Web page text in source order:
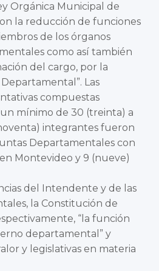
Orgánica Municipal de
la reducción de funciones
de los órganos
como así también
del cargo, por la
Las
compuestas
mínimo de 30 (treinta) a
integrantes fueron
Departamentales con
Montevideo y 9 (nueve)
del Intendente y de las
la Constitución de
“la función
departamental” y
y legislativas en materia